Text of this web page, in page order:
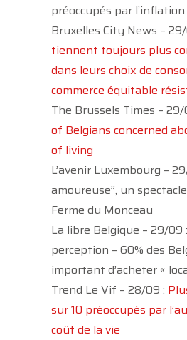
préoccupés par l’inflation
Bruxelles City News –
tiennent toujours plus
dans leurs choix de
commerce équitable
The Brussels Times – 29/
of Belgians concerned
of living
L’avenir Luxembourg –
amoureuse”, un
Ferme du Monceau
La libre Belgique – 29/09
perception – 60% des
important d’acheter «
Trend Le Vif – 28/09 :
sur 10 préoccupés par
coût de la vie